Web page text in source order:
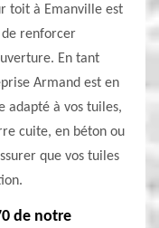
toit à Emanville est
renforcer
En tant
Armand est en
adapté à vos tuiles,
cuite, en béton ou
que vos tuiles
de notre